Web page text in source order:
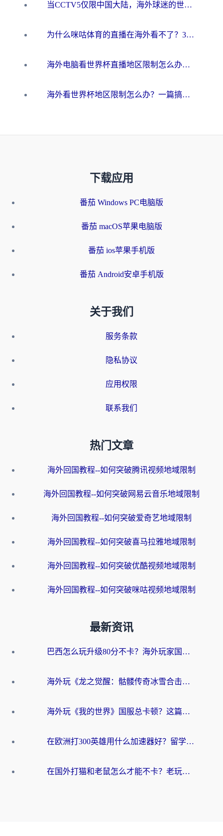
当CCTV5仅限中国大陆，海外球迷的世界杯狂欢如何继续？
为什么咪咕体育的直播在海外看不了？3步解决海外看世界杯+抖音地区限制难题
海外电脑看世界杯直播地区限制怎么办？你需要一个聪明的加速器
海外看世界杯地区限制怎么办？一篇搞定咪咕视频播放+国内资源无缝访问指南
下载应用
番茄 Windows PC电脑版
番茄 macOS苹果电脑版
番茄 ios苹果手机版
番茄 Android安卓手机版
关于我们
服务条款
隐私协议
应用权限
联系我们
热门文章
海外回国教程--如何突破腾讯视频地域限制
海外回国教程--如何突破网易云音乐地域限制
海外回国教程--如何突破爱奇艺地域限制
海外回国教程--如何突破喜马拉雅地域限制
海外回国教程--如何突破优酷视频地域限制
海外回国教程--如何突破咪咕视频地域限制
最新资讯
巴西怎么玩升级80分不卡？海外玩家国服游戏加速器终极指南（附避坑技巧）
海外玩《龙之觉醒：骷髅传奇冰雪合击》延迟高？这篇指南帮你解决卡顿烦恼！
海外玩《我的世界》国服总卡顿？这篇我的世界游戏加速器指南帮你解决所有问题
在欧洲打300英雄用什么加速器好？留学生亲测有效的解决方案来了
在国外打猫和老鼠怎么才能不卡？老玩家亲测的终极加速指南